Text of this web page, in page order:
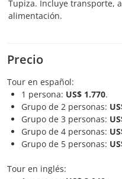
Tupiza. Incluye transporte,
alimentación.
Precio
Tour en español:
1 persona: US$ 1.770.
Grupo de 2 personas:
Grupo de 3 personas:
Grupo de 4 personas:
Grupo de 5 personas:
Tour en inglés: